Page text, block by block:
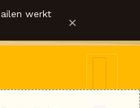
werkt ×